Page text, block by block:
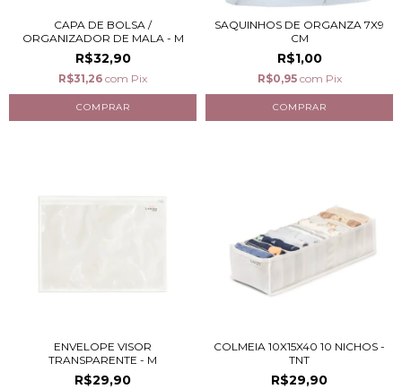
CAPA DE BOLSA /
ORGANIZADOR DE MALA - M
R$32,90
R$31,26 com Pix
SAQUINHOS DE ORGANZA 7X9
CM
R$1,00
R$0,95 com Pix
ENVELOPE VISOR
TRANSPARENTE - M
R$29,90
COLMEIA 10X15X40 10 NICHOS -
TNT
R$29,90